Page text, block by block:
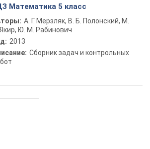
Математика 5 класс
А. Г. Мерзляк, В. Б. Полонский, М.
Ю. М. Рабинович
2013
Сборник задач и контрольных